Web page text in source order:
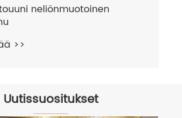
neliönmuotoinen
>>
Uutissuositukset